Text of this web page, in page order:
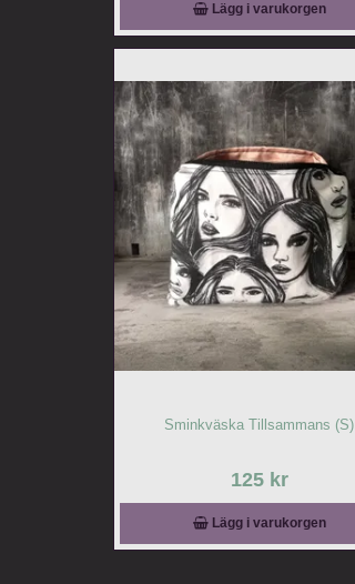
Lägg i varukorgen
Sminkväska Tillsammans (S)
125 kr
Lägg i varukorgen